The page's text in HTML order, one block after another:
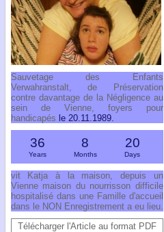
Sauvetage des Enfants
Verwahranstalt, de Préservation
contre davantage de la Négligence au
sein de Vienne, foyers pour
handicapés le 20.11.1989.
36
Years
8
Months
20
Days
vit Katja à la maison, depuis un
Vienne maison du nourrisson difficile
hospitalisé dans une Famille d'accueil
dans le NON Enregistrement a eu lieu.
Télécharger l'Article au format PDF